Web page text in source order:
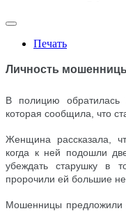
Печать
Личность
В полицию обратилась
которая сообщила, что
Женщина рассказала,
когда к ней подошли
убеждать старушку в
пророчили ей большие
Мошенницы предложили